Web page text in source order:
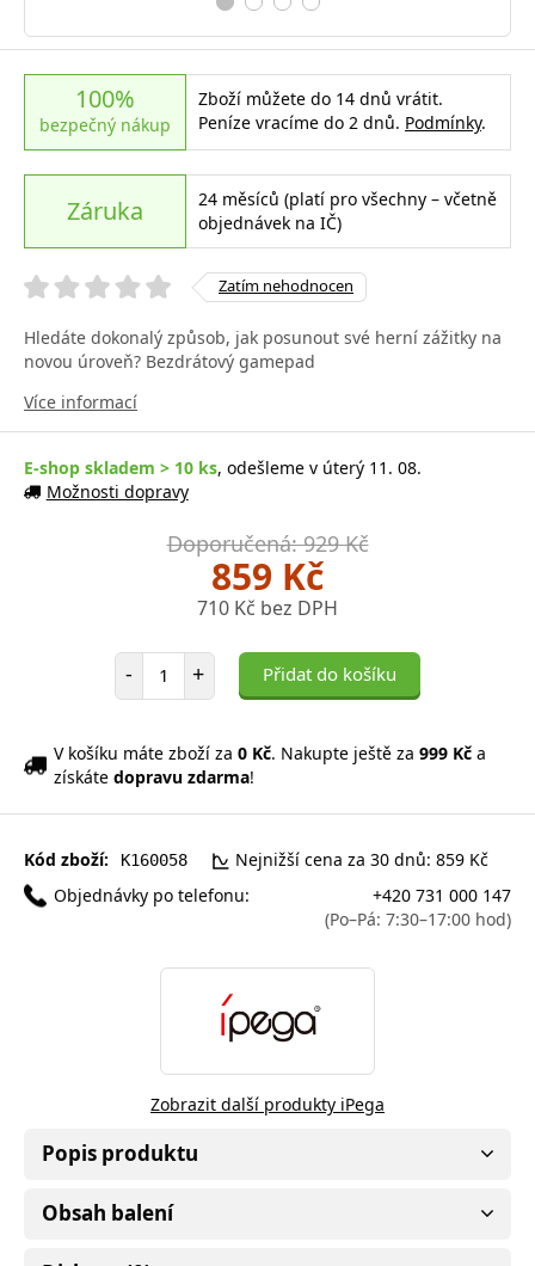
100%
bezpečný nákup
Zboží můžete do 14 dnů vrátit.
Peníze vracíme do 2 dnů. Podmínky.
Záruka
24 měsíců (platí pro všechny – včetně
objednávek na IČ)
Zatím nehodnocen
Hledáte dokonalý způsob, jak posunout své herní zážitky na
novou úroveň? Bezdrátový gamepad
Více informací
E-shop skladem > 10 ks, odešleme v úterý 11. 08.
Možnosti dopravy
Doporučená: 929 Kč
859 Kč
710 Kč bez DPH
- Počet položek
+ Přidat do košíku
V košíku máte zboží za 0 Kč. Nakupte ještě za 999 Kč a
získáte dopravu zdarma!
Kód zboží: K160058
Nejnižší cena za 30 dnů: 859 Kč
Objednávky po telefonu:
+420 731 000 147
(Po–Pá: 7:30–17:00 hod)
Zobrazit další produkty iPega
Popis produktu
Obsah balení